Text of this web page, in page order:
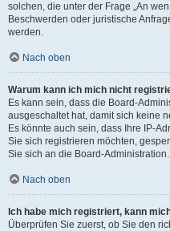
solchen, die unter der Frage „An
Beschwerden oder juristische
werden.
Nach oben
Warum kann ich mich nicht
Es kann sein, dass die Board-
ausgeschaltet hat, damit sich keine
Es könnte auch sein, dass Ihre IP-
Sie sich registrieren möchten,
Sie sich an die Board-Administration.
Nach oben
Ich habe mich registriert, kann
Überprüfen Sie zuerst, ob Sie den